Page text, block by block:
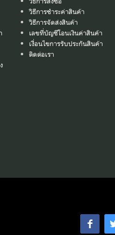
วิธีการชำระค่าสินค้า
วิธีการจัดส่งสินค้า
เลขที่บัญชีโอนเงินค่าสินค้า
เงื่อนไขการรับประกันสินค้า
ติดต่อเรา